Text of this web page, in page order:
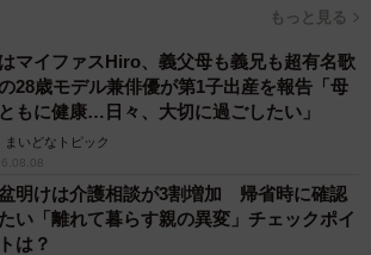
皮膚炎について調べた自由研究（提供）
もっと見る
マイファスHiro、義父母も義兄も超有名歌
28歳モデル兼俳優が第1子出産を報告「母
もに健康…日々、大切に過ごしたい」
まいどなトピック
明けは介護相談が3割増加 帰省時に確認
い「離れて暮らす親の異変」チェックポイ
は？